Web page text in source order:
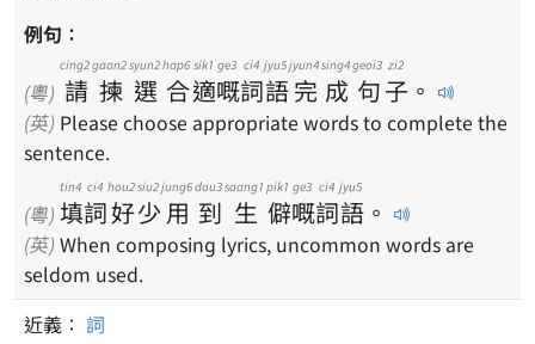
例句：
(粵) 請
cing2
揀
gaan2
選
syun2
合
hap6
適
sik1
嘅
ge3
詞
ci4
語
jyu5
完
jyun4
成
sing4
句
geoi3
子
zi2
。
(英) Please choose appropriate words to complete the
sentence.
(粵) 填
tin4
詞
ci4
好
hou2
少
siu2
用
jung6
到
dou3
生
saang1
僻
pik1
嘅
ge3
詞
ci4
語
jyu5
。
(英) When composing lyrics, uncommon words are
seldom used.
近義： 詞